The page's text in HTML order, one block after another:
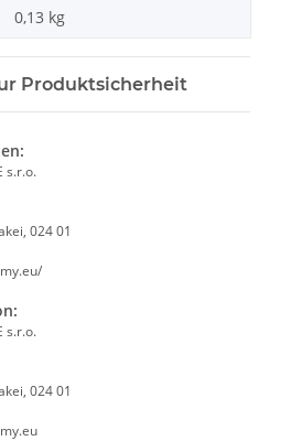
0,13 kg
Produktsicherheit
s.r.o.
024 01
s.r.o.
024 01